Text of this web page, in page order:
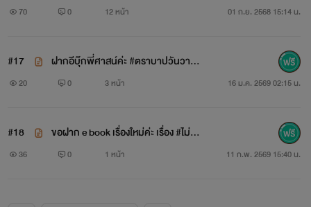
70 0 12 หน้า 01 ก.ย. 2568 15:14 น.
#17
ฝากอีบุ๊กพี่ศาสน์ค่ะ #ตราบาปวันวาน
อ่านได้แล้ววันนี้ จัดโปร - 20/2/69
20 0 3 หน้า 16 ม.ค. 2569 02:15 น.
#18
ขอฝาก e book เรื่องใหม่ค่ะ เรื่อง #ไม่ปร
ารถนารัก
36 0 1 หน้า 11 ก.พ. 2569 15:40 น.